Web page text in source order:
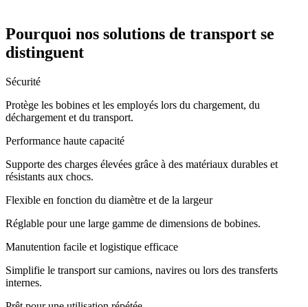
Pourquoi nos solutions de transport se
distinguent
Sécurité
Protège les bobines et les employés lors du chargement, du
déchargement et du transport.
Performance haute capacité
Supporte des charges élevées grâce à des matériaux durables et
résistants aux chocs.
Flexible en fonction du diamètre et de la largeur
Réglable pour une large gamme de dimensions de bobines.
Manutention facile et logistique efficace
Simplifie le transport sur camions, navires ou lors des transferts
internes.